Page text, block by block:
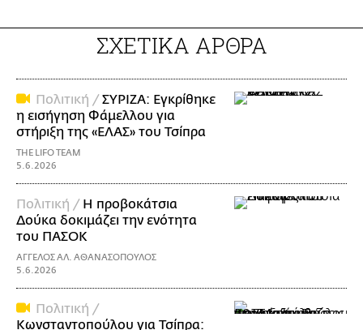
ΣΧΕΤΙΚΑ ΑΡΘΡΑ
Πολιτική /ΣΥΡΙΖΑ: Εγκρίθηκε
η εισήγηση Φάμελλου για
στήριξη της «ΕΛΑΣ» του Τσίπρα
THE LIFO TEAM
5.6.2026
Πολιτική / Η προβοκάτσια
Δούκα δοκιμάζει την ενότητα
του ΠΑΣΟΚ
ΑΓΓΕΛΟΣ ΑΛ. ΑΘΑΝΑΣΟΠΟΥΛΟΣ
5.6.2026
Πολιτική /
Κωνσταντοπούλου για Τσίπρα: